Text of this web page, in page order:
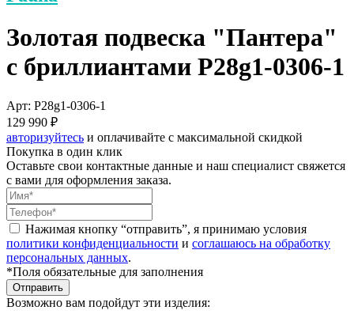
Золотая подвеска "Пантера"
с бриллиантами P28g1-0306-1
Арт: P28g1-0306-1
129 990 ₽
авторизуйтесь и оплачивайте с максимальной скидкой
Покупка в один клик
Оставьте свои контактные данные и наш специалист свяжется
с вами для оформления заказа.
Нажимая кнопку “отправить”, я принимаю условия
политики конфиденциальности и соглашаюсь на обработку
персональных данных.
*Поля обязательные для заполнения
Отправить
Возможно вам подойдут эти изделия: